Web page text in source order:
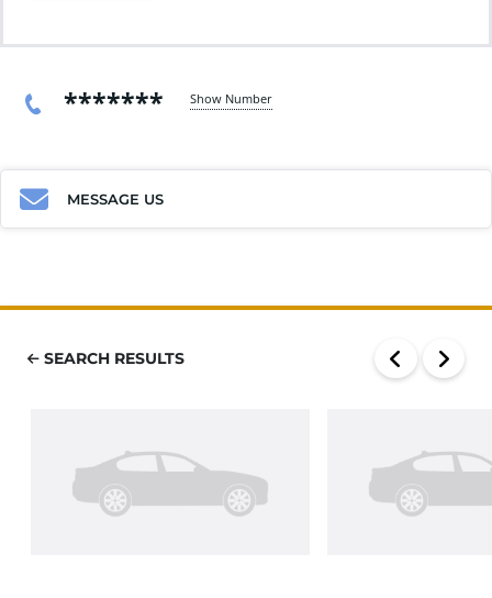
******* Show Number
MESSAGE US
SEARCH RESULTS